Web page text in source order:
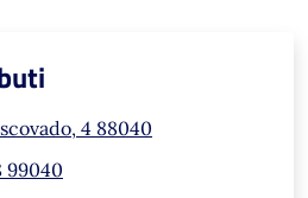
4 88040
99040